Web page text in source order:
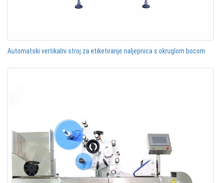
Automatski vertikalni stroj za etiketiranje naljepnica s okruglom bocom